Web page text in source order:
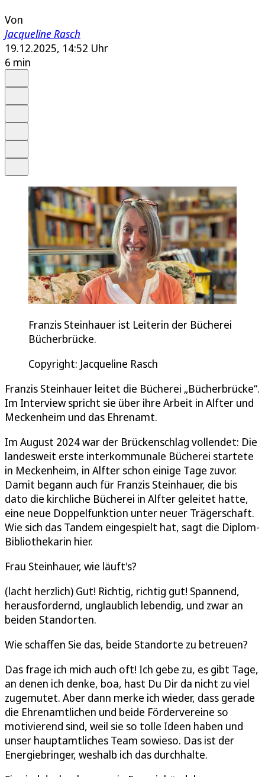
Von
Jacqueline Rasch
19.12.2025, 14:52 Uhr
6 min
Franzis Steinhauer ist Leiterin der Bücherei
Bücherbrücke.
Copyright: Jacqueline Rasch
Franzis Steinhauer leitet die Bücherei „Bücherbrücke“.
Im Interview spricht sie über ihre Arbeit in Alfter und
Meckenheim und das Ehrenamt.
Im August 2024 war der Brückenschlag vollendet: Die
landesweit erste interkommunale Bücherei startete
in Meckenheim, in Alfter schon einige Tage zuvor.
Damit begann auch für Franzis Steinhauer, die bis
dato die kirchliche Bücherei in Alfter geleitet hatte,
eine neue Doppelfunktion unter neuer Trägerschaft.
Wie sich das Tandem eingespielt hat, sagt die Diplom-
Bibliothekarin hier.
Frau Steinhauer, wie läuft's?
(lacht herzlich) Gut! Richtig, richtig gut! Spannend,
herausfordernd, unglaublich lebendig, und zwar an
beiden Standorten.
Wie schaffen Sie das, beide Standorte zu betreuen?
Das frage ich mich auch oft! Ich gebe zu, es gibt Tage,
an denen ich denke, boa, hast Du Dir da nicht zu viel
zugemutet. Aber dann merke ich wieder, dass gerade
die Ehrenamtlichen und beide Fördervereine so
motivierend sind, weil sie so tolle Ideen haben und
unser hauptamtliches Team sowieso. Das ist der
Energiebringer, weshalb ich das durchhalte.